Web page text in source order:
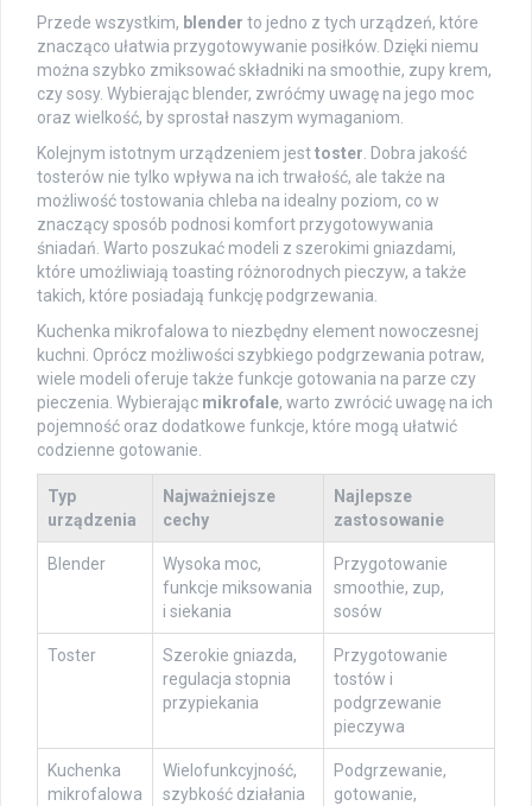
Przede wszystkim, blender to jedno z tych urządzeń, które
znacząco ułatwia przygotowywanie posiłków. Dzięki niemu
można szybko zmiksować składniki na smoothie, zupy krem,
czy sosy. Wybierając blender, zwróćmy uwagę na jego moc
oraz wielkość, by sprostał naszym wymaganiom.
Kolejnym istotnym urządzeniem jesttoster. Dobra jakość
tosterów nie tylko wpływa na ich trwałość, ale także na
możliwość tostowania chleba na idealny poziom, co w
znaczący sposób podnosi komfort przygotowywania
śniadań. Warto poszukać modeli z szerokimi gniazdami,
które umożliwiają toasting różnorodnych pieczyw, a także
takich, które posiadają funkcję podgrzewania.
Kuchenka mikrofalowa to niezbędny element nowoczesnej
kuchni. Oprócz możliwości szybkiego podgrzewania potraw,
wiele modeli oferuje także funkcje gotowania na parze czy
pieczenia. Wybierając mikrofale, warto zwrócić uwagę na ich
pojemność oraz dodatkowe funkcje, które mogą ułatwić
codzienne gotowanie.
Typ
urządzenia
Najważniejsze
cechy
Najlepsze
zastosowanie
Blender
Wysoka moc,
funkcje miksowania
i siekania
Przygotowanie
smoothie, zup,
sosów
Toster
Szerokie gniazda,
regulacja stopnia
przypiekania
Przygotowanie
tostów i
podgrzewanie
pieczywa
Kuchenka
mikrofalowa
Wielofunkcyjność,
szybkość działania
Podgrzewanie,
gotowanie,